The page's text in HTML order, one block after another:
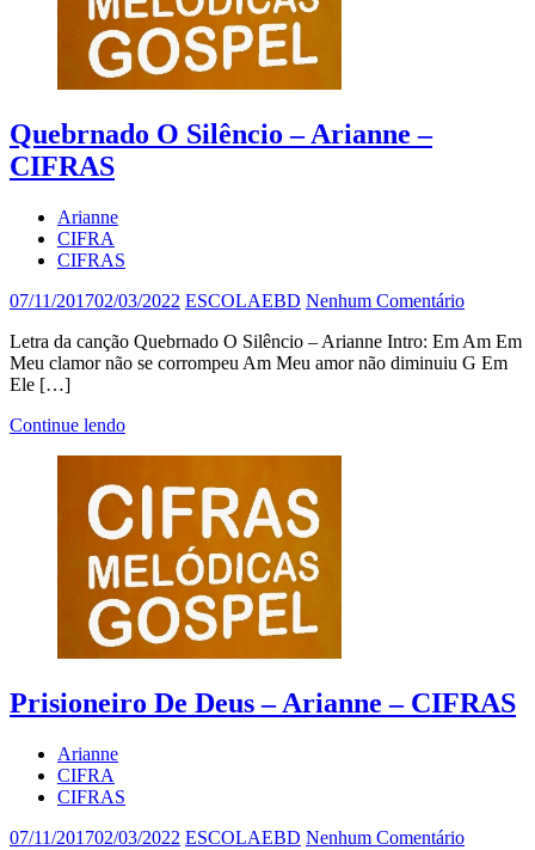
Quebrnado O Silêncio – Arianne –
CIFRAS
Arianne
CIFRA
CIFRAS
07/11/201702/03/2022 ESCOLAEBD Nenhum Comentário
Letra da canção Quebrnado O Silêncio – Arianne Intro: Em Am Em
Meu clamor não se corrompeu Am Meu amor não diminuiu G Em
Ele […]
Continue lendo
Prisioneiro De Deus – Arianne – CIFRAS
Arianne
CIFRA
CIFRAS
07/11/201702/03/2022 ESCOLAEBD Nenhum Comentário